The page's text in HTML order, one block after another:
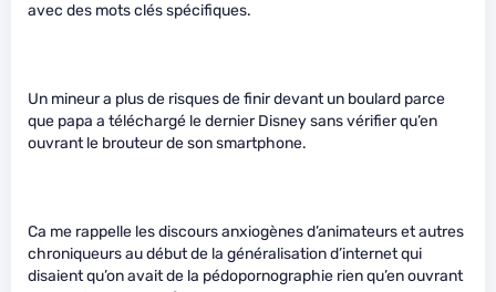
avec des mots clés spécifiques.
Un mineur a plus de risques de finir devant un boulard parce
que papa a téléchargé le dernier Disney sans vérifier qu’en
ouvrant le brouteur de son smartphone.
Ca me rappelle les discours anxiogènes d’animateurs et autres
chroniqueurs au début de la généralisation d’internet qui
disaient qu’on avait de la pédopornographie rien qu’en ouvrant